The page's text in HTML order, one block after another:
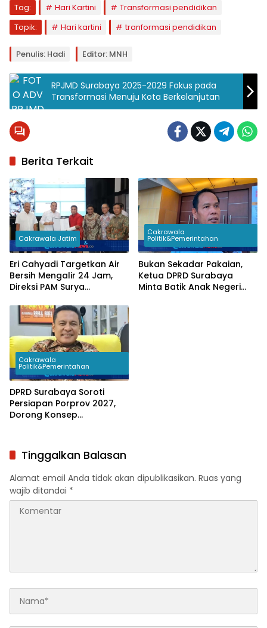
Tag: Hari Kartini
Transformasi pendidikan
Topik:
Hari kartini tranformasi pendidikan
Penulis: Hadi Editor: MNH
RPJMD Surabaya 2025-2029 Fokus pada
Transformasi Menuju Kota Berkelanjutan
Berita Terkait
Cakrawala Jatim
Eri Cahyadi Targetkan Air
Bersih Mengalir 24 Jam,
Direksi PAM Surya
Percepat Jaringan hingga
Kampung
Cakrawala
Politik&Pemerintahan
Bukan Sekadar Pakaian,
Ketua DPRD Surabaya
Minta Batik Anak Negeri
Cakrawala
Politik&Pemerintahan
DPRD Surabaya Soroti
Persiapan Porprov 2027,
Dorong Konsep
Tinggalkan Balasan
Alamat email Anda tidak akan dipublikasikan. Ruas yang
wajib ditandai *